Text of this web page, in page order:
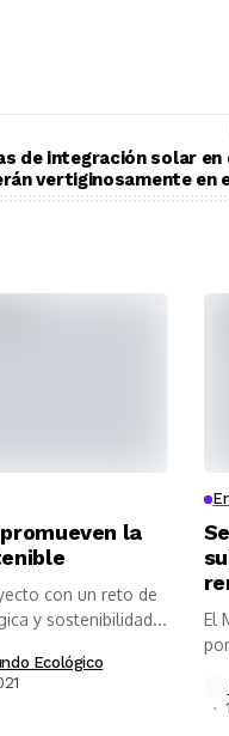
de integración solar en
crecerán
la
con un reto de
y sostenibilidad...
Ecológico
El